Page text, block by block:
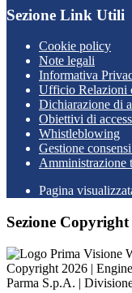
Sezione Link Utili
Cookie policy
Note legali
Informativa
Ufficio Relazioni
Dichiarazione di
Obiettivi di
Whistleblowing
Gestione
Amministrazione
Pagina
Sezione Copyright
Copyright 2026 |
Parma S.p.A. |